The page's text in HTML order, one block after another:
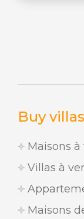
Buy
Maisons
Villas à
Maisons